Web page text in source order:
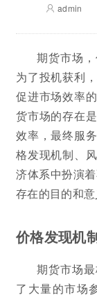
admin
期货市场
为了投机获利
促进市场效率
货市场的存在
效率，最终服
格发现机制、
济体系中扮演
存在的目的和意
价格发现机
期货市场
了大量的市场